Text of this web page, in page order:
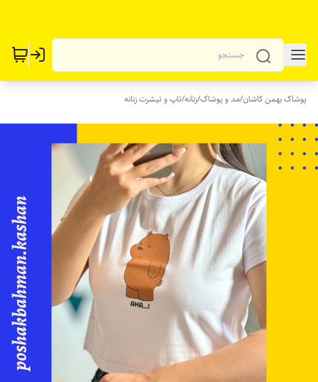
پوشاک بهمن کاشان/مد و پوشاک/زنانه/تاپ و تیشرت زنانه